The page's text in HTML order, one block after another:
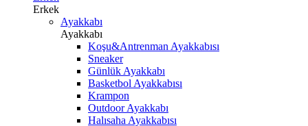
Erkek
Ayakkabı
Ayakkabı
Koşu&Antrenman Ayakkabısı
Sneaker
Günlük Ayakkabı
Basketbol Ayakkabısı
Krampon
Outdoor Ayakkabı
Halısaha Ayakkabısı